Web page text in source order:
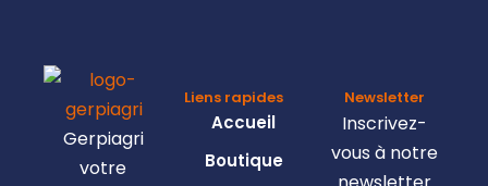
Gerpiagri
votre
Liens rapides
Accueil
Boutique
Newsletter
Inscrivez-
vous à notre